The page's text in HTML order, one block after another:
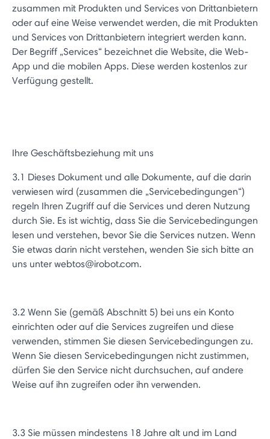
zusammen mit Produkten und Services von Drittanbietern
oder auf eine Weise verwendet werden, die mit Produkten
und Services von Drittanbietern integriert werden kann.
Der Begriff „Services“ bezeichnet die Website, die Web-
App und die mobilen Apps. Diese werden kostenlos zur
Verfügung gestellt.
Ihre Geschäftsbeziehung mit uns
3.1 Dieses Dokument und alle Dokumente, auf die darin
verwiesen wird (zusammen die „Servicebedingungen“)
regeln Ihren Zugriff auf die Services und deren Nutzung
durch Sie. Es ist wichtig, dass Sie die Servicebedingungen
lesen und verstehen, bevor Sie die Services nutzen. Wenn
Sie etwas darin nicht verstehen, wenden Sie sich bitte an
uns unter webtos@irobot.com.
3.2 Wenn Sie (gemäß Abschnitt 5) bei uns ein Konto
einrichten oder auf die Services zugreifen und diese
verwenden, stimmen Sie diesen Servicebedingungen zu.
Wenn Sie diesen Servicebedingungen nicht zustimmen,
dürfen Sie den Service nicht durchsuchen, auf andere
Weise auf ihn zugreifen oder ihn verwenden.
3.3 Sie müssen mindestens 18 Jahre alt und im Land